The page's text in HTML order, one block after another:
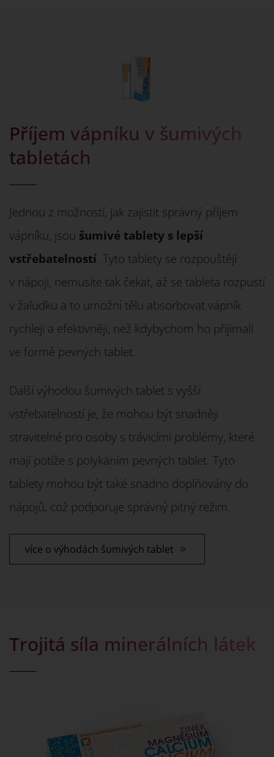
Příjem vápníku v šumivých
tabletách
Jednou z možností, jak zajistit správný příjem
vápníku, jsou šumivé tablety s lepší
vstřebatelností. Tyto tablety se rozpouštějí
v nápoji, nemusíte tak čekat, až se tableta rozpustí
v žaludku a to umožní tělu absorbovat vápník
rychleji a efektivněji, než kdybychom ho přijímali
ve formě pevných tablet.
Další výhodou šumivých tablet s vyšší
vstřebatelností je, že mohou být snadněji
stravitelné pro osoby s trávicími problémy, které
mají potíže s polykáním pevných tablet. Tyto
tablety mohou být také snadno doplňovány do
nápojů, což podporuje správný pitný režim.
více o výhodách šumivých tablet
Trojitá síla minerálních látek